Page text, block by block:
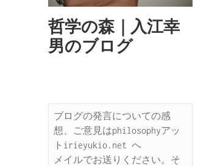
哲学の森｜入江幸
男のブログ
ブログの発言についての感
想、ご意見はphilosophyアッ
トirieyukio.net へ
メイルでお送りください。そ